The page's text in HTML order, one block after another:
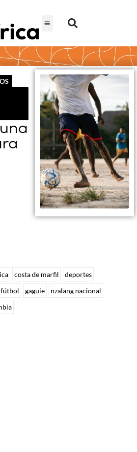
costa de marfil
deportes
fútbol gaguie
nzalang nacional